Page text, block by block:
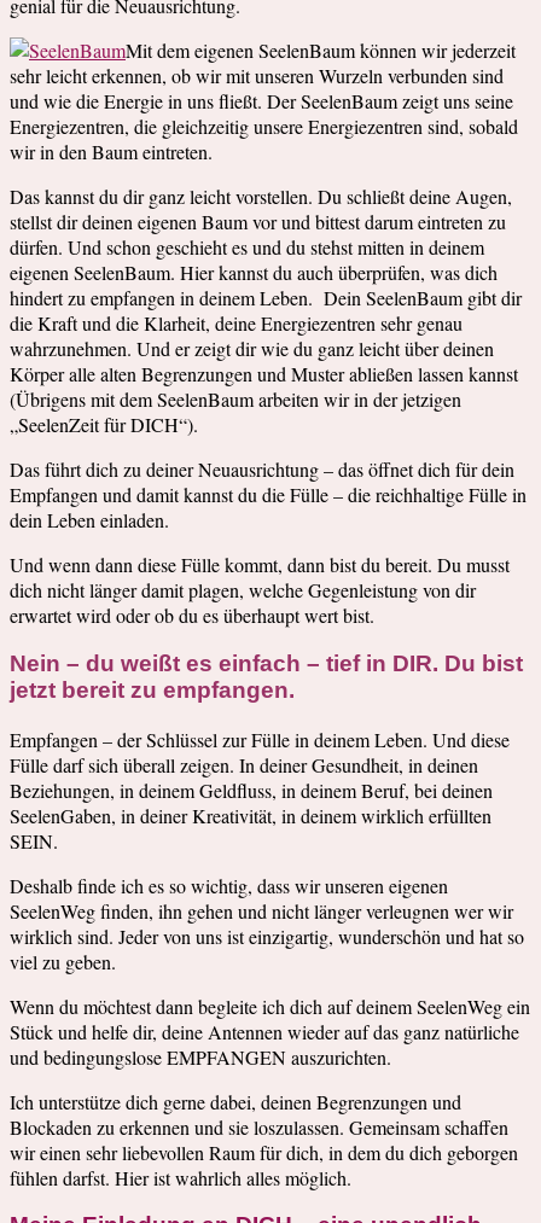
genial für die Neuausrichtung.
Mit dem eigenen SeelenBaum können wir jederzeit
sehr leicht erkennen, ob wir mit unseren Wurzeln verbunden sind
und wie die Energie in uns fließt. Der SeelenBaum zeigt uns seine
Energiezentren, die gleichzeitig unsere Energiezentren sind, sobald
wir in den Baum eintreten.
Das kannst du dir ganz leicht vorstellen. Du schließt deine Augen,
stellst dir deinen eigenen Baum vor und bittest darum eintreten zu
dürfen. Und schon geschieht es und du stehst mitten in deinem
eigenen SeelenBaum. Hier kannst du auch überprüfen, was dich
hindert zu empfangen in deinem Leben. Dein SeelenBaum gibt dir
die Kraft und die Klarheit, deine Energiezentren sehr genau
wahrzunehmen. Und er zeigt dir wie du ganz leicht über deinen
Körper alle alten Begrenzungen und Muster abließen lassen kannst
(Übrigens mit dem SeelenBaum arbeiten wir in der jetzigen
„SeelenZeit für DICH“).
Das führt dich zu deiner Neuausrichtung – das öffnet dich für dein
Empfangen und damit kannst du die Fülle – die reichhaltige Fülle in
dein Leben einladen.
Und wenn dann diese Fülle kommt, dann bist du bereit. Du musst
dich nicht länger damit plagen, welche Gegenleistung von dir
erwartet wird oder ob du es überhaupt wert bist.
Nein – du weißt es einfach – tief in DIR. Du bist
jetzt bereit zu empfangen.
Empfangen – der Schlüssel zur Fülle in deinem Leben. Und diese
Fülle darf sich überall zeigen. In deiner Gesundheit, in deinen
Beziehungen, in deinem Geldfluss, in deinem Beruf, bei deinen
SeelenGaben, in deiner Kreativität, in deinem wirklich erfüllten
SEIN.
Deshalb finde ich es so wichtig, dass wir unseren eigenen
SeelenWeg finden, ihn gehen und nicht länger verleugnen wer wir
wirklich sind. Jeder von uns ist einzigartig, wunderschön und hat so
viel zu geben.
Wenn du möchtest dann begleite ich dich auf deinem SeelenWeg ein
Stück und helfe dir, deine Antennen wieder auf das ganz natürliche
und bedingungslose EMPFANGEN auszurichten.
Ich unterstütze dich gerne dabei, deinen Begrenzungen und
Blockaden zu erkennen und sie loszulassen. Gemeinsam schaffen
wir einen sehr liebevollen Raum für dich, in dem du dich geborgen
fühlen darfst. Hier ist wahrlich alles möglich.